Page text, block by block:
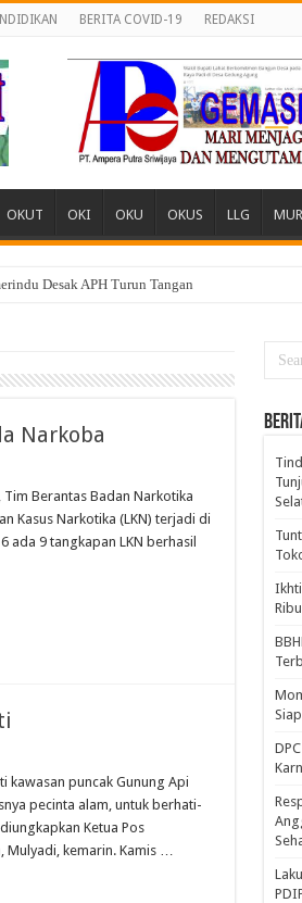
BERITA COVID-19 REDAKSI
OKUT OKI OKU OKUS LLG
Desak APH Turun Tangan
Narkoba
Tim Berantas Badan Narkotika
Kasus Narkotika (LKN) terjadi di
ada 9 tangkapan LKN berhasil
kawasan puncak Gunung Api
pecinta alam, untuk berhati-
Ketua Pos
Mulyadi, kemarin. Kamis …